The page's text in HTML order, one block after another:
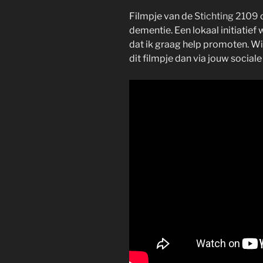
Filmpje van de Stichting 2109
dementie. Een lokaal initiatief
dat ik graag help promoten.
dit filmpje dan via jouw